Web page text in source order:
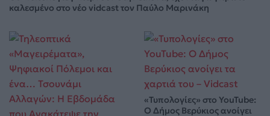
καλεσμένο στο νέο vidcast τον Παύλο Μαρινάκη
«Τυπολογίες» στο YouTube:
Ο Δήμος Βερύκιος ανοίγει